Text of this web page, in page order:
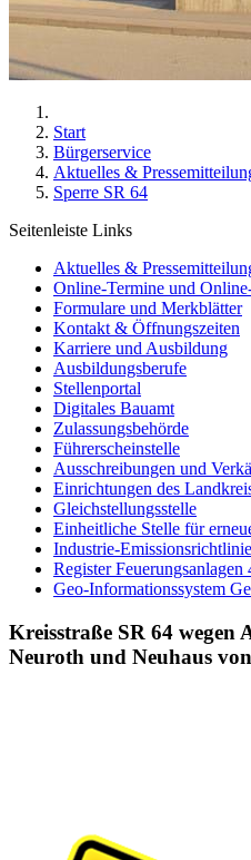
Start
Bürgerservice
Aktuelles &
Sperre SR 64
Seitenleiste Links
Aktuelles &
Online-Termine und
Formulare und Merkblätter
Kontakt & Öffnungszeiten
Karriere und Ausbildung
Ausbildungsberufe
Stellenportal
Digitales Bauamt
Zulassungsbehörde
Führerscheinstelle
Ausschreibungen und
Einrichtungen des
Gleichstellungsstelle
Einheitliche Stelle für
Industrie-
Register
Geo-Informationssystem
Kreisstraße SR 64 wegen
Neuroth und Neuhaus